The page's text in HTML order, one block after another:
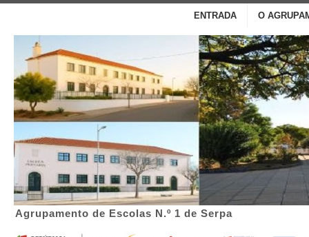
Agrupamento de Escolas N.º 1 de Serpa
ENTRADA O